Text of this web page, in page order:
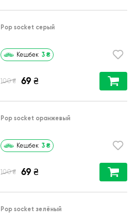
Pop socket серый
Кешбек 3 ₴
100 ₴ 69 ₴
Pop socket оранжевый
Кешбек 3 ₴
100 ₴ 69 ₴
Pop socket зелёный